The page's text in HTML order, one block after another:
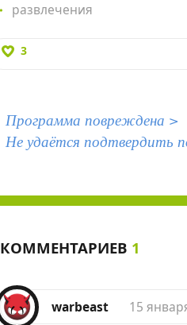
развлечения
3
Программа повреждена >
Не удаётся подтвердить
КОММЕНТАРИЕВ 1
warbeast 15